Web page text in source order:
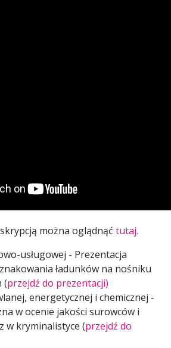
można oglądnąć tutaj.
usługowej - Prezentacja
ładunków na nośniku
(przejdź do prezentacji)
energetycznej i chemicznej -
w ocenie jakości surowców i
w kryminalistyce (przejdź do